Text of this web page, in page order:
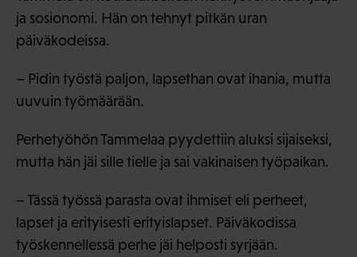
ja sosionomi. Hän on tehnyt pitkän uran
päiväkodeissa.
– Pidin työstä paljon, lapsethan ovat ihania, mutta
uuvuin työmäärään.
Perhetyöhön Tammelaa pyydettiin aluksi sijaiseksi,
mutta hän jäi sille tielle ja sai vakinaisen työpaikan.
– Tässä työssä parasta ovat ihmiset eli perheet,
lapset ja erityisesti erityislapset. Päiväkodissa
työskennellessä perhe jäi helposti syrjään.